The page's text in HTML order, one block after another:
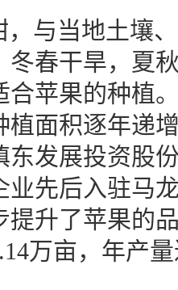
，与当地土壤
冬春干旱，夏
合苹果的种植
植面积逐年递
东发展投资股
业先后入驻马
提升了苹果的
万亩，年产